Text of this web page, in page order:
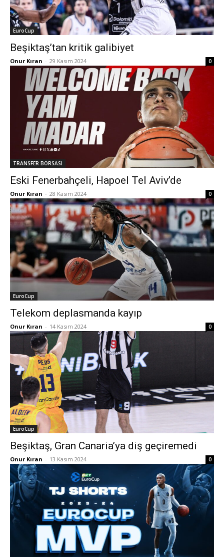
EuroCup
Beşiktaş’tan kritik galibiyet
Onur Kıran - 29 Kasım 2024 0
TRANSFER BORSASI
Eski Fenerbahçeli, Hapoel Tel Aviv’de
Onur Kıran - 28 Kasım 2024 0
EuroCup
Telekom deplasmanda kayıp
Onur Kıran - 14 Kasım 2024 0
EuroCup
Beşiktaş, Gran Canaria’ya diş geçiremedi
Onur Kıran - 13 Kasım 2024 0